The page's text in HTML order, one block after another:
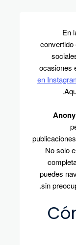
En
convertido
ocasiones
en
No solo
puedes
sin